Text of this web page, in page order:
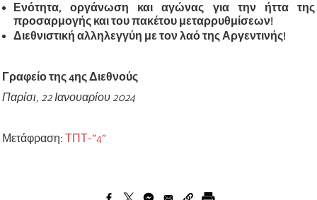
Ενότητα, οργάνωση και αγώνας για την ήττα της
προσαρμογής και του πακέτου μεταρρυθμίσεων!
Διεθνιστική αλληλεγγύη με τον λαό της Αργεντινής!
Γραφείο της 4ης Διεθνούς
Παρίσι, 22 Ιανουαρίου 2024
Μετάφραση: ΤΠΤ-”4”